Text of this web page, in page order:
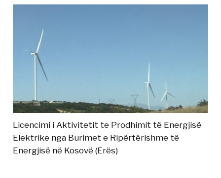
Licencimi i Aktivitetit te Prodhimit të Energjisë
Elektrike nga Burimet e Ripërtërishme të
Energjisë në Kosovë (Erës)